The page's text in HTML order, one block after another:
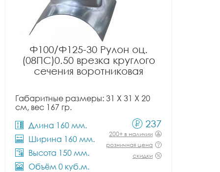
Ф100/Ф125-30 Рулон оц.
(08ПС)0.50 врезка круглого
сечения воротниковая
Габаритные размеры: 31 X 31 X 20
см, вес 167 гр.
Длина 160 мм.
Ширина 160 мм.
Высота 150 мм.
Объём 0 куб.м.
237
200+ в наличии
розничная цена
скидки